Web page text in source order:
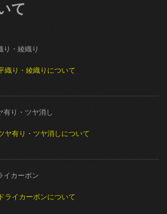
て
り・綾織り
織り・綾織りについて
有り・ツヤ消し
ヤ有り・ツヤ消しについて
イカーボン
ライカーボンについて